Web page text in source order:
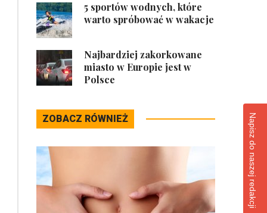
5 sportów wodnych, które
warto spróbować w wakacje
Najbardziej zakorkowane
miasto w Europie jest w
Polsce
ZOBACZ RÓWNIEŻ Napisz do naszej redakcji